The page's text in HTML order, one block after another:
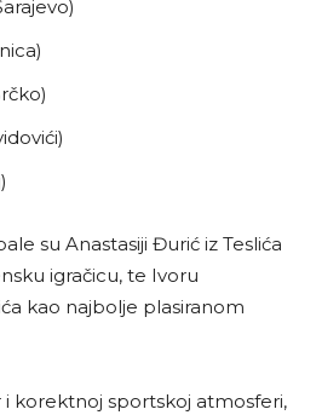
su Anastasiji Đurić iz Teslića
igračicu, te Ivoru
kao najbolje plasiranom
korektnoj sportskoj atmosferi,